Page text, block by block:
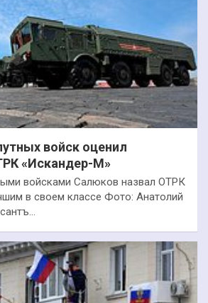
войск оценил
«Искандер-М»
войсками Салюков назвал ОТРК
в своем классе Фото: Анатолий